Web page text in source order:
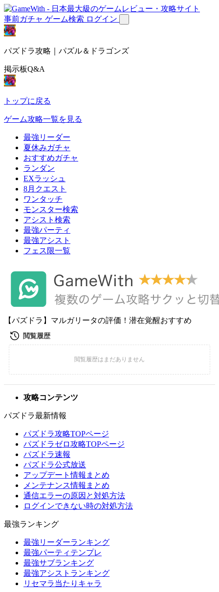
事前ガチャ ゲーム検索 ログイン
パズドラ攻略｜パズル＆ドラゴンズ
掲示板Q&A
トップに戻る
ゲーム攻略一覧を見る
最強リーダー
夏休みガチャ
おすすめガチャ
ランダン
EXラッシュ
8月クエスト
ワンタッチ
モンスター検索
アシスト検索
最強パーティ
最強アシスト
フェス限一覧
【パズドラ】マルガリータの評価！潜在覚醒おすすめ
攻略コンテンツ
パズドラ最新情報
パズドラ攻略TOPページ
パズドラゼロ攻略TOPページ
パズドラ速報
パズドラ公式放送
アップデート情報まとめ
メンテナンス情報まとめ
通信エラーの原因と対処方法
ログインできない時の対処方法
最強ランキング
最強リーダーランキング
最強パーティテンプレ
最強サブランキング
最強アシストランキング
リセマラ当たりキャラ